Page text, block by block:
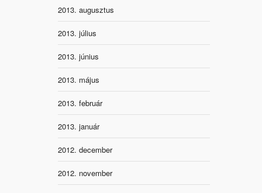
2013. augusztus
2013. július
2013. június
2013. május
2013. február
2013. január
2012. december
2012. november